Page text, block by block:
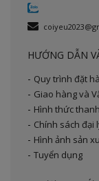
HƯỚNG DẪN
Quy trình đặt
Giao hàng và
Hình thức
Chính sách đại
Hình ảnh sản
Tuyển dụng